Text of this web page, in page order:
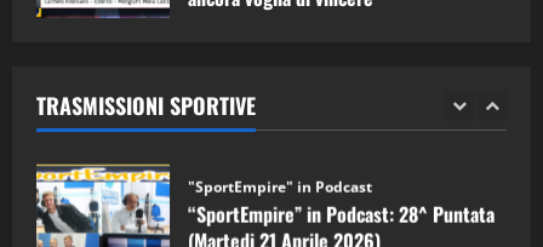
TRASMISSIONI SPORTIVE
2 28/04/2026
"SportEmpire" in Podcast
“SportEmpire” in Podcast: 28^ Puntata
(Martedi 21 Aprile 2026)